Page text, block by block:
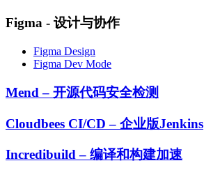
Figma - 设计与协作
Figma Design
Figma Dev Mode
Mend – 开源代码安全检测
Cloudbees CI/CD – 企业版Jenkins
Incredibuild – 编译和构建加速